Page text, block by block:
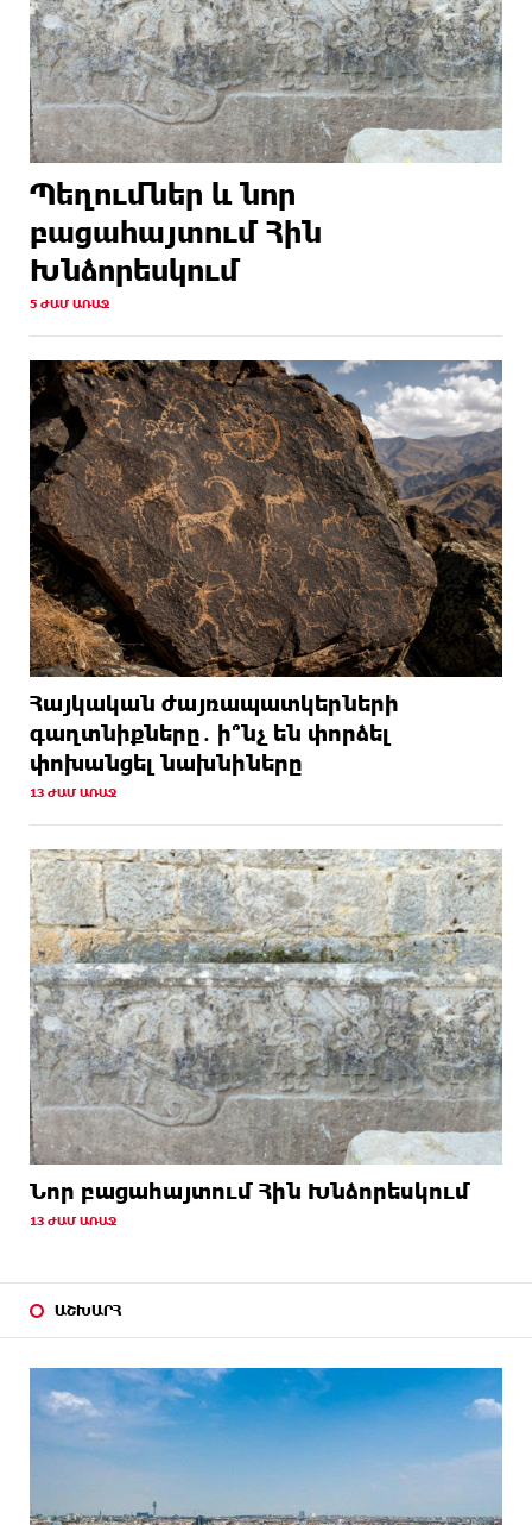
Պեղումներ և նոր
բացահայտում Հին
Խնձորեսկում
5 ԺԱՄ ԱՌԱՋ
Հայկական ժայռապատկերների
գաղտնիքները․ ի՞նչ են փորձել
փոխանցել նախնիները
13 ԺԱՄ ԱՌԱՋ
Նոր բացահայտում Հին Խնձորեսկում
13 ԺԱՄ ԱՌԱՋ
ԱՇԽԱՐՀ